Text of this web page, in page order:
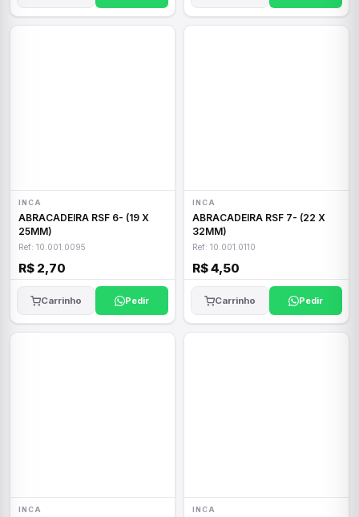
INCA
ABRACADEIRA RSF 6- (19 X
25MM)
Ref: 10.001.0095
R$ 2,70
Carrinho Pedir
INCA
ABRACADEIRA RSF 7- (22 X
32MM)
Ref: 10.001.0110
R$ 4,50
Carrinho Pedir
INCA INCA